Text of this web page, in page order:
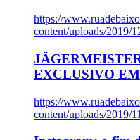
https://
content/uploads/2019/
EXCLUSIVO
https://
content/uploads/2019/